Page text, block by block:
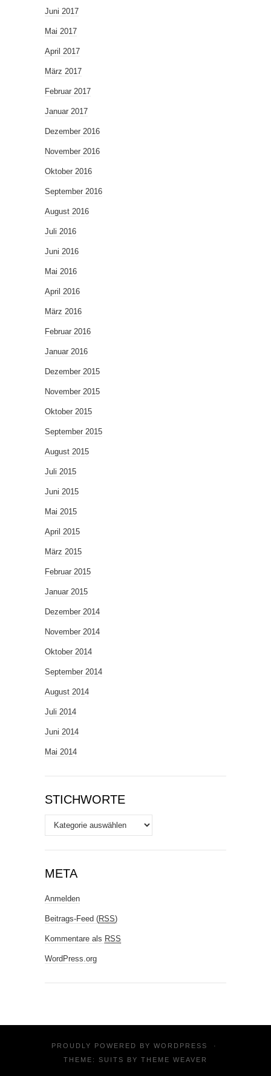
Juni 2017
Mai 2017
April 2017
März 2017
Februar 2017
Januar 2017
Dezember 2016
November 2016
Oktober 2016
September 2016
August 2016
Juli 2016
Juni 2016
Mai 2016
April 2016
März 2016
Februar 2016
Januar 2016
Dezember 2015
November 2015
Oktober 2015
September 2015
August 2015
Juli 2015
Juni 2015
Mai 2015
April 2015
März 2015
Februar 2015
Januar 2015
Dezember 2014
November 2014
Oktober 2014
September 2014
August 2014
Juli 2014
Juni 2014
Mai 2014
STICHWORTE
Stichworte
META
Anmelden
Beitrags-Feed (RSS)
Kommentare als RSS
WordPress.org
PROUDLY POWERED BY WORDPRESS
·
THEME: SUITS BY THEME WEAVER